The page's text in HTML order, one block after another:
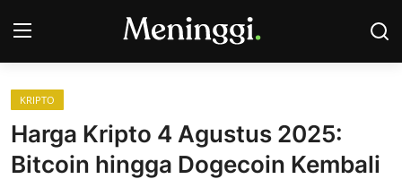
Contact
Pasar Saham
KRIPTO
Harga Kripto 4 Agustus 2025:
Bitcoin hingga Dogecoin Kembali